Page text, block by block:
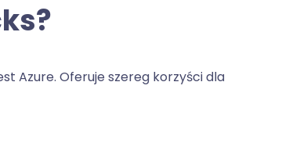
Azure. Oferuje szereg korzyści dla